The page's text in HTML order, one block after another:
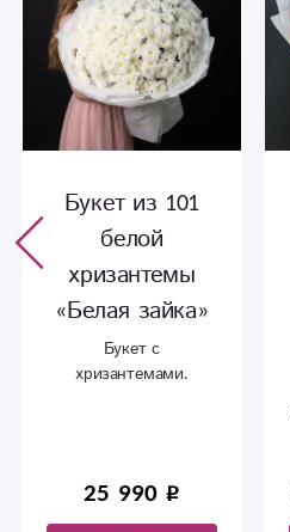
Букет из 101
белой
хризантемы
«Белая зайка»
Букет с
хризантемами.
Сыктывкаре.
25 990